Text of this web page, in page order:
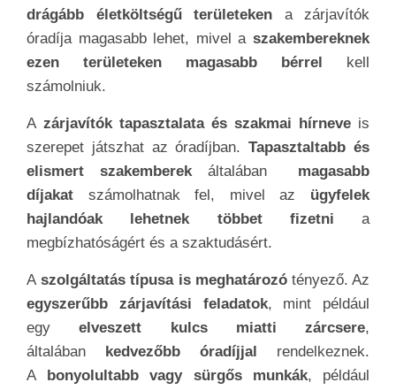
drágább életköltségű területeken a zárjavítók
óradíja magasabb lehet, mivel aszakembereknek
ezen területeken magasabb bérrel kell
számolniuk.
A zárjavítók tapasztalata és szakmai hírneve is
szerepet játszhat az óradíjban.Tapasztaltabb és
elismert szakemberekáltalában
magasabb
díjakat számolhatnak fel, mivel az ügyfelek
hajlandóak lehetnek többet fizetni a
megbízhatóságért és a szaktudásért.
A szolgáltatás típusa is meghatározótényező. Az
egyszerűbb zárjavítási feladatok, mint például
egy elveszett kulcs miatti zárcsere,
általában kedvezőbb óradíjjal rendelkeznek.
A bonyolultabb vagy sürgős munkák, például